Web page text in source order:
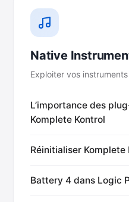
Native
Exploiter vos
L’importance des
Komplete Kontrol
Réinitialiser Komplete
Battery 4 dans Logic